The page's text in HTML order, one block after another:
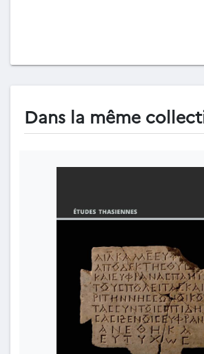
Dans la même